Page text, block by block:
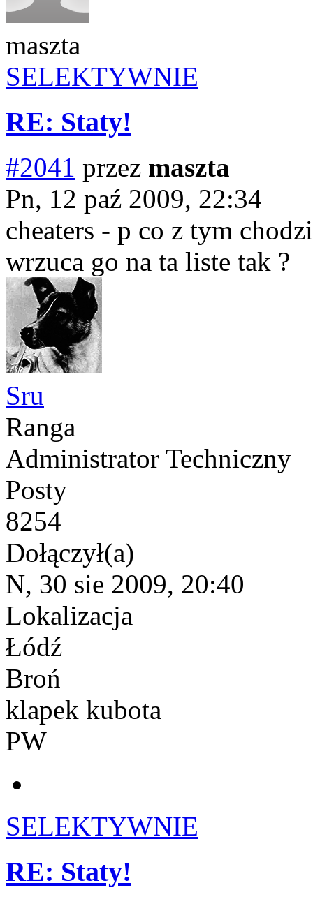
maszta
SELEKTYWNIE
RE: Staty!
#2041 przez maszta
Pn, 12 paź 2009, 22:34
cheaters - p co z tym
wrzuca go na ta liste tak ?
Sru
Ranga
Administrator Techniczny
Posty
8254
Dołączył(a)
N, 30 sie 2009, 20:40
Lokalizacja
Łódź
Broń
klapek kubota
PW
SELEKTYWNIE
RE: Staty!